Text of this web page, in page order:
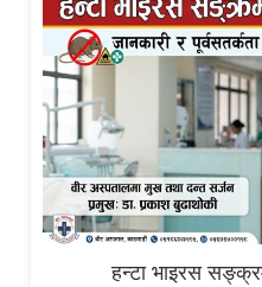
हन्टा भाइरस